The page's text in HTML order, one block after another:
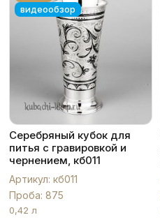
видеообзор
Серебряный кубок для
питья с гравировкой и
чернением, кб011
Артикул: кб011
Проба: 875
0,42 л